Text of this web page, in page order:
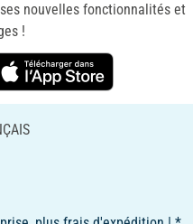
nouvelles fonctionnalités et
!